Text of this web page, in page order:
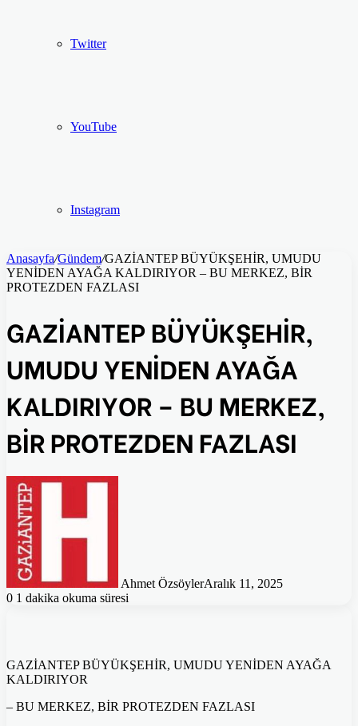
Twitter
YouTube
Instagram
Anasayfa/Gündem/GAZİANTEP BÜYÜKŞEHİR, UMUDU
YENİDEN AYAĞA KALDIRIYOR – BU MERKEZ, BİR
PROTEZDEN FAZLASI
GAZİANTEP BÜYÜKŞEHİR,
UMUDU YENİDEN AYAĞA
KALDIRIYOR – BU MERKEZ,
BİR PROTEZDEN FAZLASI
Ahmet ÖzsöylerAralık 11, 2025
0 1 dakika okuma süresi
GAZİANTEP BÜYÜKŞEHİR, UMUDU YENİDEN AYAĞA
KALDIRIYOR
– BU MERKEZ, BİR PROTEZDEN FAZLASI